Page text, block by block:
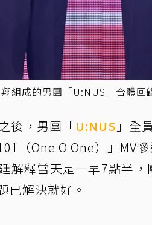
組成的男團「U:NUS」合體回
後，男團「U:NUS 」全
（One O One）」MV
解釋當天是一早7點半
已解決就好。